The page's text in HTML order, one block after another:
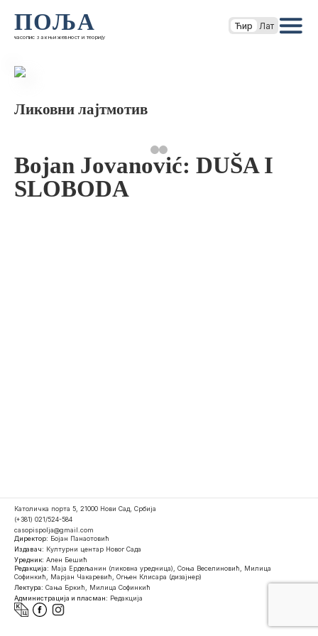
ПОЉА
часопис за књижевност и теорију
Ћир Лат
Ликовни лајтмотив
Bojan Jovanović: DUŠA I
SLOBODA
Католичка порта 5, 21000 Нови Сад, Србија
(+381) 021/524-584
casopispolja@gmail.com
Директор: Бојан Панаотовић
Издавач: Културни центар Новог Сада
Уредник: Ален Бешић
Редакција: Маја Ердељанин (ликовна уредница), Соња Веселиновић, Милица
Софинкић, Марјан Чакаревић, Огњен Клисара (дизајнер)
Лектура: Сања Бркић, Милица Софинкић
Администрација и пласман: Редакција